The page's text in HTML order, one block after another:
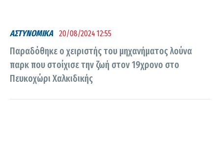
ΑΣΤΥΝΟΜΙΚΑ 20/08/2024 12:55
Παραδόθηκε ο χειριστής του μηχανήματος λούνα
παρκ που στοίχισε την ζωή στον 19χρονο στο
Πευκοχώρι Χαλκιδικής